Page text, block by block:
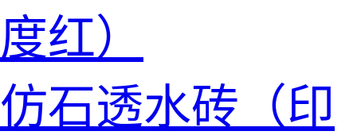
仿石透水砖（印